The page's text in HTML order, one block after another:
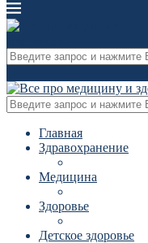
Главная
Здравохранение
Медицина
Здоровье
Детское здоровье